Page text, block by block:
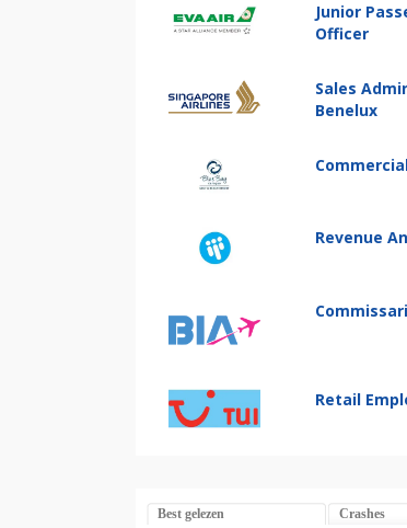
Junior
Officer
Sales
Benelux
Revenue
Retail
Best gelezen Crashes